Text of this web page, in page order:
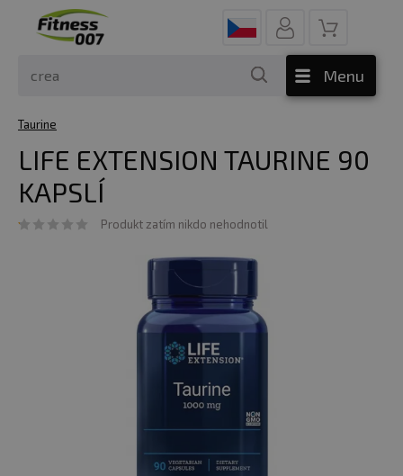
Menu
Taurine
LIFE EXTENSION TAURINE 90
KAPSLÍ
Produkt zatím nikdo nehodnotil